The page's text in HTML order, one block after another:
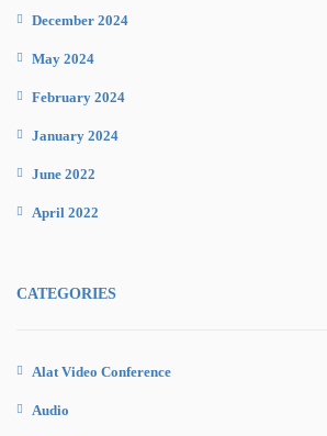
December 2024
May 2024
February 2024
January 2024
June 2022
April 2022
CATEGORIES
Alat Video Conference
Audio